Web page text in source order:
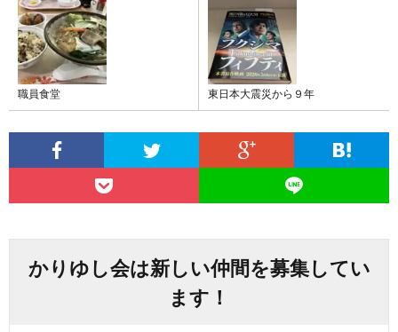
職員食堂 東日本大震災から９年
かりゆし会は新しい仲間を募集してい
ます！